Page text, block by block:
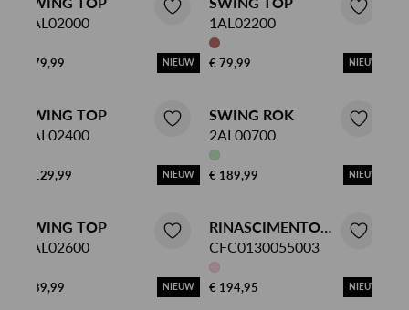
1AL02000
€ 79,99 NIEUW
1AL02200
€ 79,99 NIEUW
SWING TOP
1AL02400
€ 129,99 NIEUW
SWING ROK
2AL00700
€ 189,99 NIEUW
SWING TOP
1AL02600
€ 89,99 NIEUW
RINASCIMENTO
JUMPSUIT
CFC0130055003
€ 194,95 NIEUW